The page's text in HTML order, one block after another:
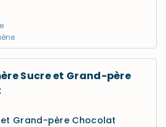
Sucre et Grand-père
Grand-père Chocolat